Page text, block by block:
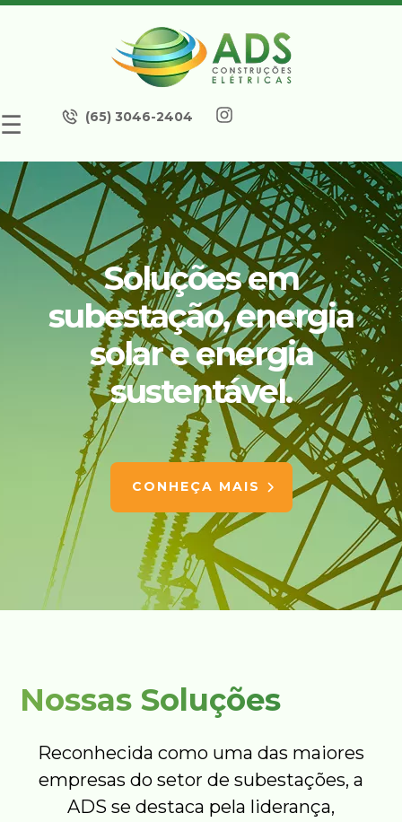
☰ (65) 3046-2404
Soluções em
subestação, energia
solar e energia
sustentável.
CONHEÇA MAIS
Nossas Soluções
Reconhecida como uma das maiores
empresas do setor de subestações, a
ADS se destaca pela liderança,